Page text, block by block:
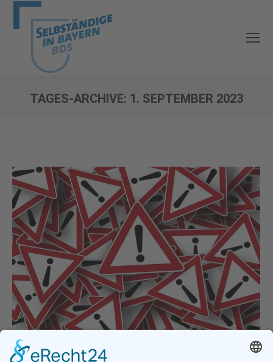
TAGES-ARCHIVE: 1. SEPTEMBER 2023
Warnung Betrugsverdacht „Binar